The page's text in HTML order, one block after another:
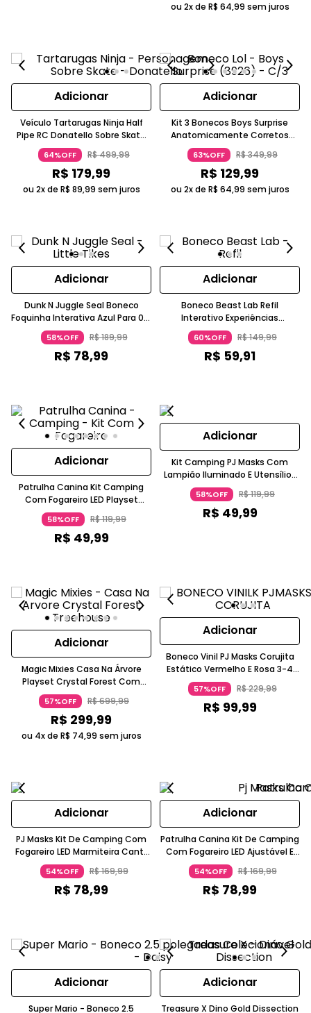
ou 2x de R$ 64,99 sem juros
Adicionar
Veículo Tartarugas Ninja Half
Pipe RC Donatello Sobre Skate
Roxo Rádio Controle Sete
Funções Candide
64%OFF R$499,99
R$ 179,99
ou 2x de R$ 89,99 sem juros
Adicionar
Kit 3 Bonecos Boys Surprise
Anatomicamente Corretos
Com Movimento Surpresa Água
5-7 Anos LOL Surprise
63%OFF R$349,99
R$ 129,99
ou 2x de R$ 64,99 sem juros
Adicionar
Dunk N Juggle Seal Boneco
Foquinha Interativa Azul Para 0 A
6 Meses Candide Little Tikes
58%OFF R$189,99
R$ 78,99
Adicionar
Boneco Beast Lab Refil
Interativo Experiências
Científicas A Partir De 3 Anos
Candide
60%OFF R$149,99
R$ 59,91
Adicionar
Patrulha Canina Kit Camping
Com Fogareiro LED Playset
Vermelho E Azul 3 A 4 Anos
Candide
58%OFF R$119,99
R$ 49,99
Adicionar
Kit Camping PJ Masks Com
Lampião Iluminado E Utensílios
Azul/Vermelho 3+ Candide
58%OFF R$119,99
R$ 49,99
Adicionar
Magic Mixies Casa Na Árvore
Playset Crystal Forest Com
Luzes UV Mixling Candide Para
Três A Quatro Anos
57%OFF R$699,99
R$ 299,99
ou 4x de R$ 74,99 sem juros
Adicionar
Boneco Vinil PJ Masks Corujita
Estático Vermelho E Rosa 3-4
Anos Candide
57%OFF R$229,99
R$ 99,99
Adicionar
PJ Masks Kit De Camping Com
Fogareiro LED Marmiteira Cantil
3-4 Anos Candide
54%OFF R$169,99
R$ 78,99
Adicionar
Patrulha Canina Kit De Camping
Com Fogareiro LED Ajustável E
Cantil Vermelho E Azul 3+ Anos
Candide
54%OFF R$169,99
R$ 78,99
Adicionar
Super Mario - Boneco 2.5
Adicionar
Treasure X Dino Gold Dissection